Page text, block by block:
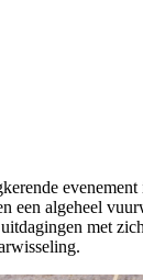
een algeheel
met